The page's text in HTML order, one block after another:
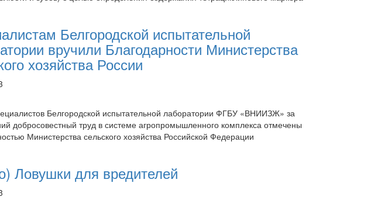
Белгородской испытательной
вручили Благодарности Министерства
хозяйства России
Белгородской испытательной лаборатории ФГБУ «ВНИИЗЖ» за
добросовестный труд в системе агропромышленного комплекса отмечены
Министерства сельского хозяйства Российской Федерации
Ловушки для вредителей